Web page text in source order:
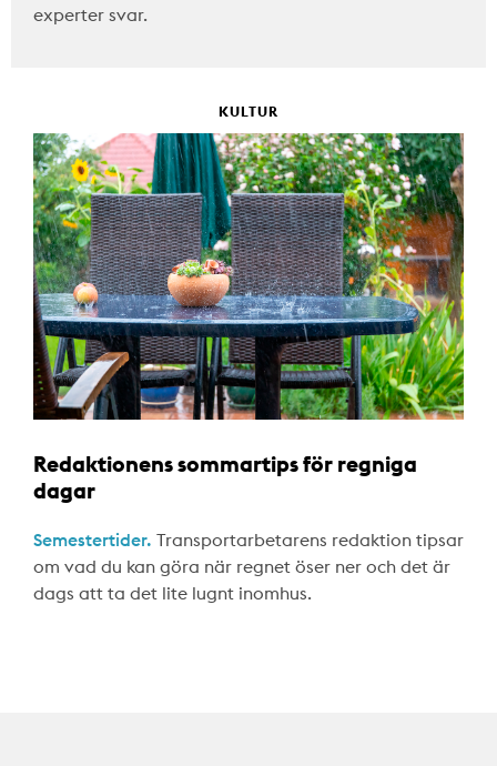
experter svar.
KULTUR
Redaktionens sommartips för regniga
dagar
Semestertider. Transportarbetarens redaktion tipsar
om vad du kan göra när regnet öser ner och det är
dags att ta det lite lugnt inomhus.